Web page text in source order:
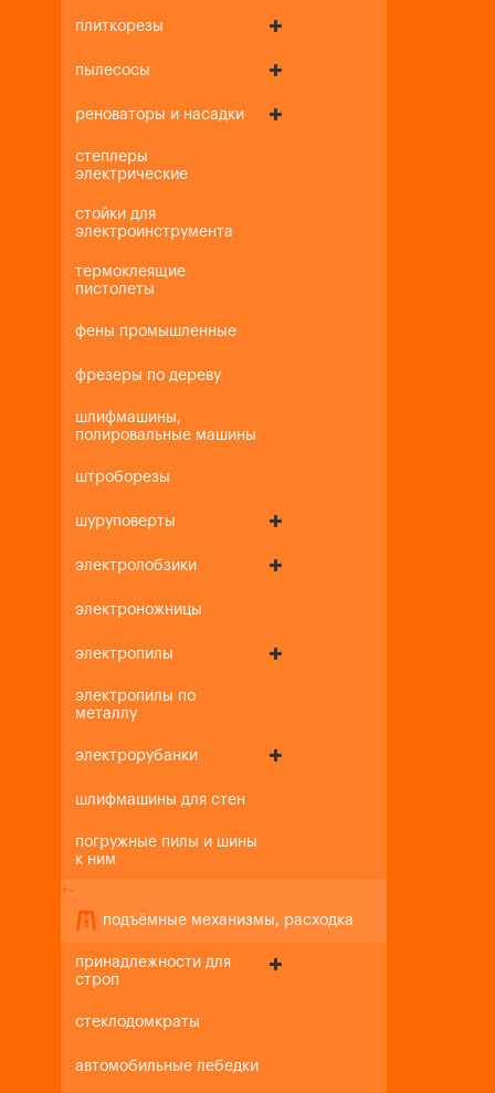
плиткорезы
пылесосы
реноваторы и насадки
степлеры
электрические
стойки для
электроинструмента
термоклеящие
пистолеты
фены промышленные
фрезеры по дереву
шлифмашины,
полировальные машины
штроборезы
шуруповерты
электролобзики
электроножницы
электропилы
электропилы по
металлу
электрорубанки
шлифмашины для стен
погружные пилы и шины
к ним
+-
подъёмные механизмы, расходка
принадлежности для
строп
стеклодомкраты
автомобильные лебедки